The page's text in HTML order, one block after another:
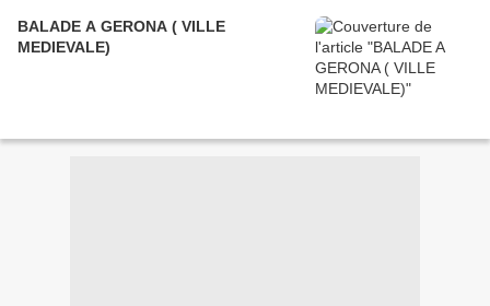
BALADE A GERONA ( VILLE
MEDIEVALE)